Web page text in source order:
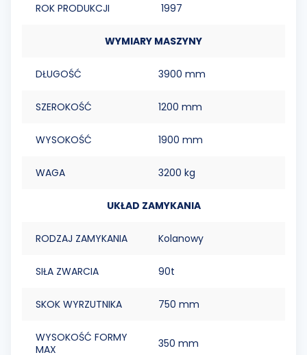
ROK PRODUKCJI 1997
WYMIARY MASZYNY
DŁUGOŚĆ 3900 mm
SZEROKOŚĆ 1200 mm
WYSOKOŚĆ 1900 mm
WAGA 3200 kg
UKŁAD ZAMYKANIA
RODZAJ ZAMYKANIA Kolanowy
SIŁA ZWARCIA 90t
SKOK WYRZUTNIKA 750 mm
WYSOKOŚĆ FORMY
MAX
350 mm